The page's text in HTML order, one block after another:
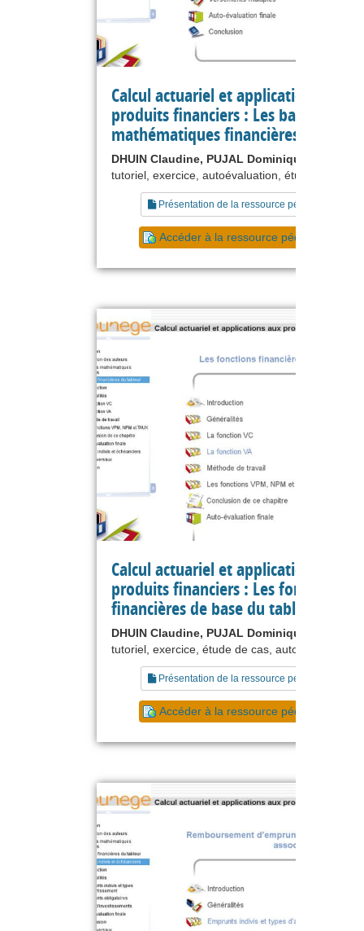
Calcul actuariel et applications aux
produits financiers : Les bases des
mathématiques financières
DHUIN Claudine, PUJAL Dominique
tutoriel, exercice, autoévaluation, étude de cas
Présentation de la ressource pédagogique
Accéder à la ressource pédagogique
Calcul actuariel et applications aux
produits financiers : Les fonctions
financières de base du tableur
DHUIN Claudine, PUJAL Dominique
tutoriel, exercice, étude de cas, autoévaluation
Présentation de la ressource pédagogique
Accéder à la ressource pédagogique